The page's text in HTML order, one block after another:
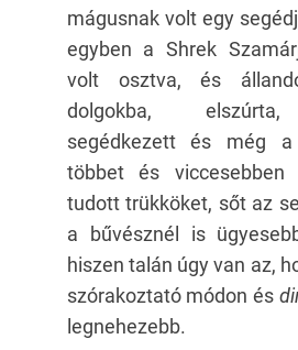
mágusnak volt egy
egyben a Shrek
volt osztva, és
dolgokba, elszúrta,
segédkezett és még
többet és
tudott trükköket, sőt az
a bűvésznél is
hiszen talán úgy van az,
szórakoztató módon és
legnehezebb.